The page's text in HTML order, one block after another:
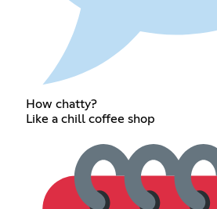
How chatty?
Like a chill coffee shop